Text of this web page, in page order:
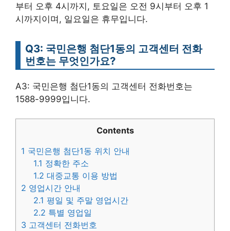
부터 오후 4시까지, 토요일은 오전 9시부터 오후 1
시까지이며, 일요일은 휴무입니다.
Q3: 국민은행 첨단1동의 고객센터 전화
번호는 무엇인가요?
A3: 국민은행 첨단1동의 고객센터 전화번호는
1588-9999입니다.
Contents
1 국민은행 첨단1동 위치 안내
1.1 정확한 주소
1.2 대중교통 이용 방법
2 영업시간 안내
2.1 평일 및 주말 영업시간
2.2 특별 영업일
3 고객센터 전화번호